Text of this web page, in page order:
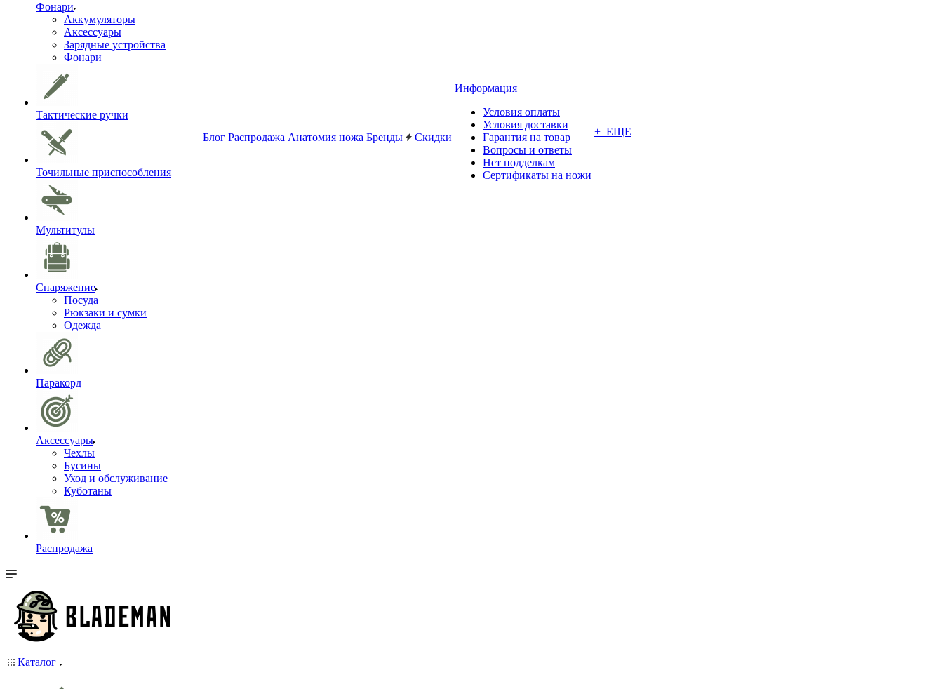
Фонари
Аккумуляторы
Аксессуары
Зарядные устройства
Фонари
Тактические ручки
Точильные приспособления
Мультитулы
Снаряжение
Посуда
Рюкзаки и сумки
Одежда
Паракорд
Аксессуары
Чехлы
Бусины
Уход и обслуживание
Куботаны
Распродажа
Блог Распродажа Анатомия ножа Бренды Скидки
Информация
Условия оплаты
Условия доставки
Гарантия на товар
Вопросы и ответы
Нет подделкам
Сертификаты на ножи
+ ЕЩЕ
Каталог